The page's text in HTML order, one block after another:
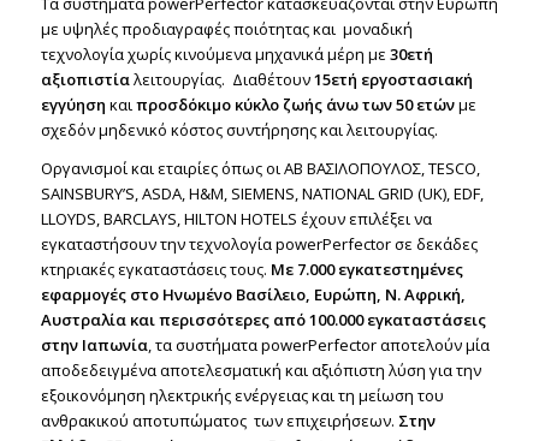
με υψηλές προδιαγραφές ποιότητας και μοναδική
τεχνολογία χωρίς κινούμενα μηχανικά μέρη με 30ετή
αξιοπιστίαλειτουργίας. Διαθέτουν15ετή εργοστασιακή
εγγύηση καιπροσδόκιμο κύκλο ζωής άνω των 50 ετώνμε
σχεδόν μηδενικό κόστος συντήρησης και λειτουργίας.
Οργανισμοί και εταιρίες όπως οι AB ΒΑΣΙΛΟΠΟΥΛΟΣ, TESCO,
SAINSBURY’S, ASDA, Η&Μ, SIEMENS, NATIONAL GRID (UK), EDF,
LLOYDS, BARCLAYS, HILTON HOTELS έχουν επιλέξει να
εγκαταστήσουν την τεχνολογία powerPerfector σε δεκάδες
κτηριακές εγκαταστάσεις τους. Με 7.000 εγκατεστημένες
εφαρμογές στο Ηνωμένο Βασίλειο, Ευρώπη, Ν. Αφρική,
Αυστραλία και περισσότερες από 100.000 εγκαταστάσεις
στην Ιαπωνία, τα συστήματα powerPerfector αποτελούν μία
αποδεδειγμένα αποτελεσματική και αξιόπιστη λύση για την
εξοικονόμηση ηλεκτρικής ενέργειας και τη μείωση του
ανθρακικού αποτυπώματος των επιχειρήσεων. Στην